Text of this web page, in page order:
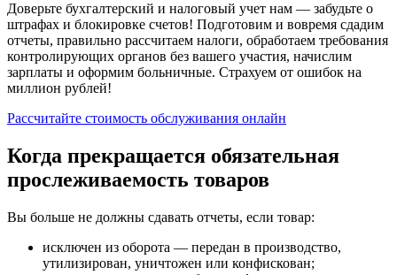
Доверьте бухгалтерский и налоговый учет нам — забудьте о
штрафах и блокировке счетов! Подготовим и вовремя сдадим
отчеты, правильно рассчитаем налоги, обработаем требования
контролирующих органов без вашего участия, начислим
зарплаты и оформим больничные. Страхуем от ошибок на
миллион рублей!
Рассчитайте стоимость обслуживания онлайн
Когда прекращается обязательная
прослеживаемость товаров
Вы больше не должны сдавать отчеты, если товар:
исключен из оборота — передан в производство,
утилизирован, уничтожен или конфискован;